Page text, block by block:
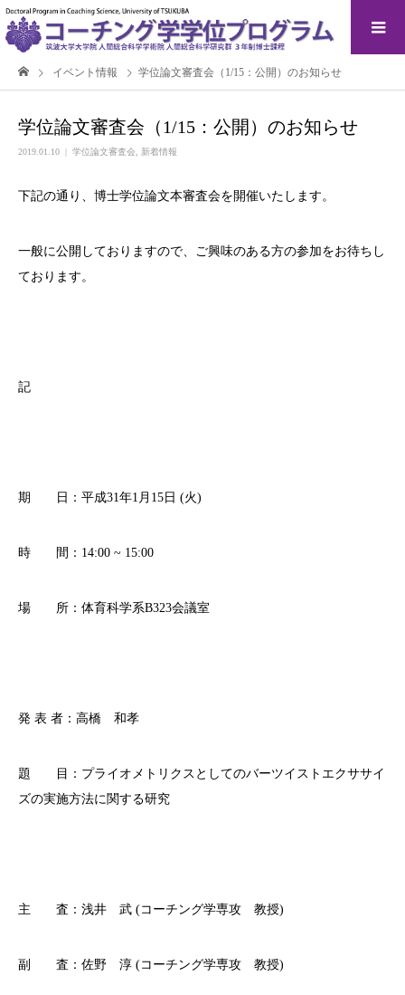
イベント情報 学位論文審査会（1/15：公開）のお知らせ
学位論文審査会（1/15：公開）のお知らせ
2019.01.10 学位論文審査会 新着情報
下記の通り、博士学位論文本審査会を開催いたします。
一般に公開しておりますので、ご興味のある方の参加をお待ちし
ております。
記
期 日：平成31年1月15日 (火)
時 間：14:00 ~ 15:00
場 所：体育科学系B323会議室
発 表 者：高橋 和孝
題 目：プライオメトリクスとしてのバーツイストエクササイ
ズの実施方法に関する研究
主 査：浅井 武 (コーチング学専攻 教授)
副 査：佐野 淳 (コーチング学専攻 教授)